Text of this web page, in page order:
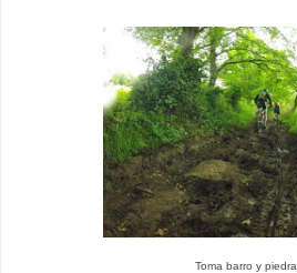
Toma barro y